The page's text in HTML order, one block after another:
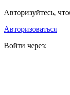
Авторизуйтесь,
Авторизоваться
Войти через: